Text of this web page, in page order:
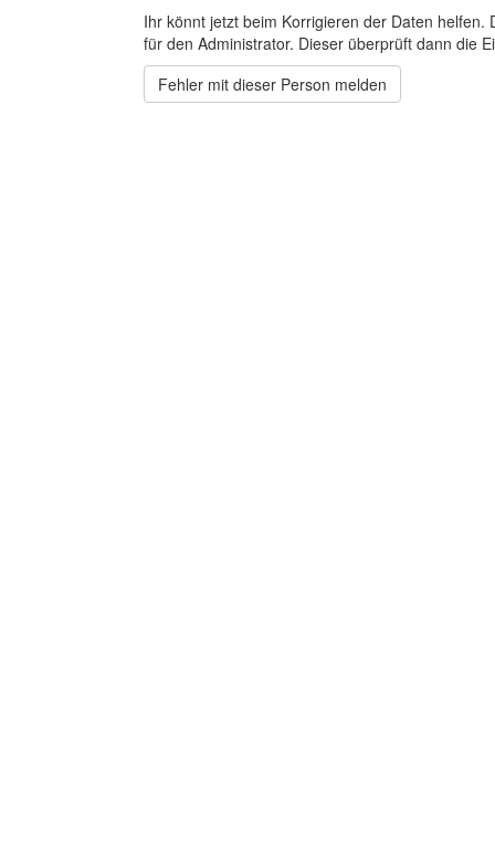
Ihr könnt jetzt beim Korrigieren der Daten
für den Administrator. Dieser überprüft dann die
Fehler mit dieser Person melden